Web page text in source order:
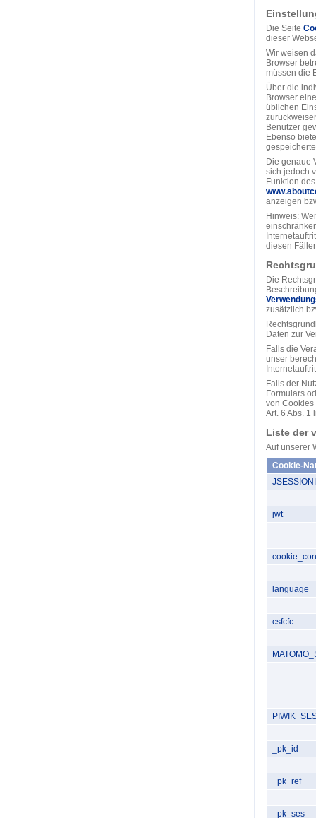
Die Seite
dieser
Wir weisen
Browser
müssen die
Über die
Browser
üblichen
Benutzer
Ebenso
Die genaue
sich jedoch
Funktion
anzeigen
Hinweis:
diesen
Die
zusätzlich
Daten zur
Falls die
unser
Falls der
Formulars
von Cookies
Art. 6 Abs. 1
Liste der
Auf unserer
Cookie-
jwt
language
csfcfc
_pk_id
_pk_ref
_pk_ses